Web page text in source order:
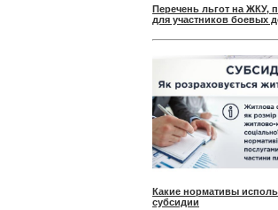
Перечень льгот на ЖКУ,
для участников боевых
Какие нормативы
субсидии